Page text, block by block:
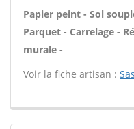
Papier peint - Sol
Parquet - Carrelage -
murale -
Voir la fiche artisan :